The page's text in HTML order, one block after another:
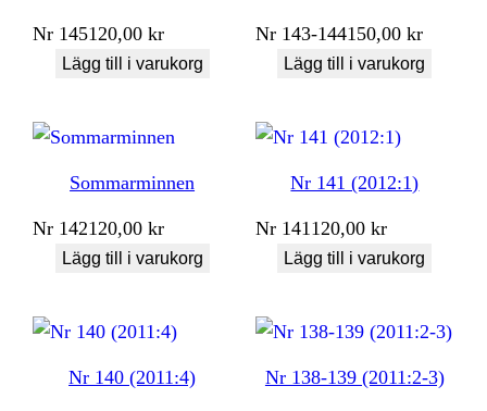
Nr 145120,00kr
Lägg till i varukorg
Nr 143-144150,00kr
Lägg till i varukorg
Sommarminnen
Nr 142120,00kr
Lägg till i varukorg
Nr 141 (2012:1)
Nr 141120,00kr
Lägg till i varukorg
Nr 140 (2011:4) Nr 138-139 (2011:2-3)